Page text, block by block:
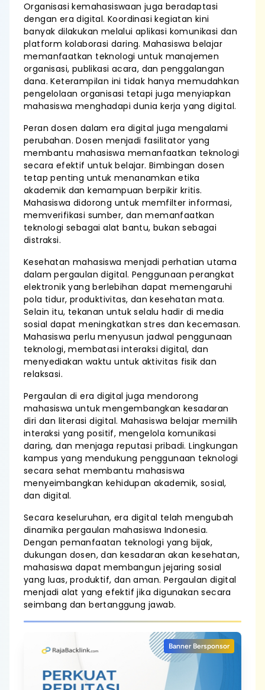
Organisasi kemahasiswaan juga beradaptasi
dengan era digital. Koordinasi kegiatan kini
banyak dilakukan melalui aplikasi komunikasi dan
platform kolaborasi daring. Mahasiswa belajar
memanfaatkan teknologi untuk manajemen
organisasi, publikasi acara, dan penggalangan
dana. Keterampilan ini tidak hanya memudahkan
pengelolaan organisasi tetapi juga menyiapkan
mahasiswa menghadapi dunia kerja yang digital.
Peran dosen dalam era digital juga mengalami
perubahan. Dosen menjadi fasilitator yang
membantu mahasiswa memanfaatkan teknologi
secara efektif untuk belajar. Bimbingan dosen
tetap penting untuk menanamkan etika
akademik dan kemampuan berpikir kritis.
Mahasiswa didorong untuk memfilter informasi,
memverifikasi sumber, dan memanfaatkan
teknologi sebagai alat bantu, bukan sebagai
distraksi.
Kesehatan mahasiswa menjadi perhatian utama
dalam pergaulan digital. Penggunaan perangkat
elektronik yang berlebihan dapat memengaruhi
pola tidur, produktivitas, dan kesehatan mata.
Selain itu, tekanan untuk selalu hadir di media
sosial dapat meningkatkan stres dan kecemasan.
Mahasiswa perlu menyusun jadwal penggunaan
teknologi, membatasi interaksi digital, dan
menyediakan waktu untuk aktivitas fisik dan
relaksasi.
Pergaulan di era digital juga mendorong
mahasiswa untuk mengembangkan kesadaran
diri dan literasi digital. Mahasiswa belajar memilih
interaksi yang positif, mengelola komunikasi
daring, dan menjaga reputasi pribadi. Lingkungan
kampus yang mendukung penggunaan teknologi
secara sehat membantu mahasiswa
menyeimbangkan kehidupan akademik, sosial,
dan digital.
Secara keseluruhan, era digital telah mengubah
dinamika pergaulan mahasiswa Indonesia.
Dengan pemanfaatan teknologi yang bijak,
dukungan dosen, dan kesadaran akan kesehatan,
mahasiswa dapat membangun jejaring sosial
yang luas, produktif, dan aman. Pergaulan digital
menjadi alat yang efektif jika digunakan secara
seimbang dan bertanggung jawab.
Banner Bersponsor